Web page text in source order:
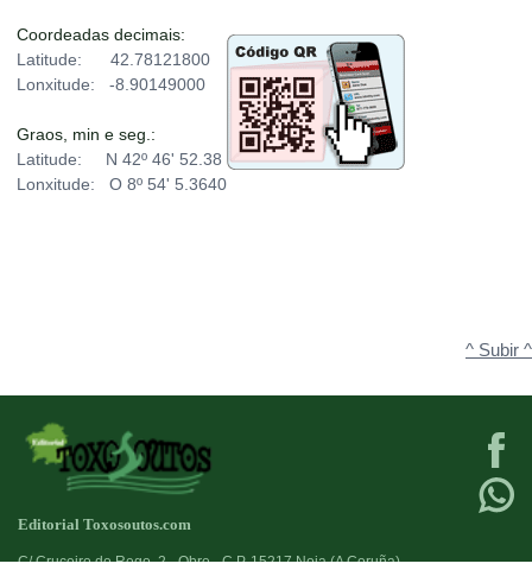
Coordeadas decimais:
Latitude: 42.78121800
Lonxitude: -8.90149000
Graos, min e seg.:
Latitude: N 42º 46' 52.38
Lonxitude: O 8º 54' 5.3640
^ Subir ^
Editorial Toxosoutos.com
C/ Cruceiro do Rego, 2 - Obre - C.P. 15217 Noia (A Coruña)